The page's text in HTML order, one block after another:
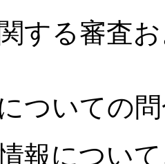
する審査
ついての
報につい